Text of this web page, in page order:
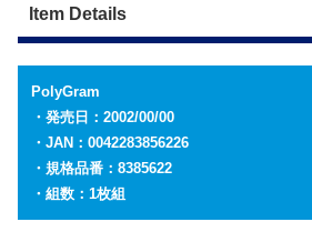
Item Details
PolyGram
・発売日：2002/00/00
・JAN：0042283856226
・規格品番：8385622
・組数：1枚組